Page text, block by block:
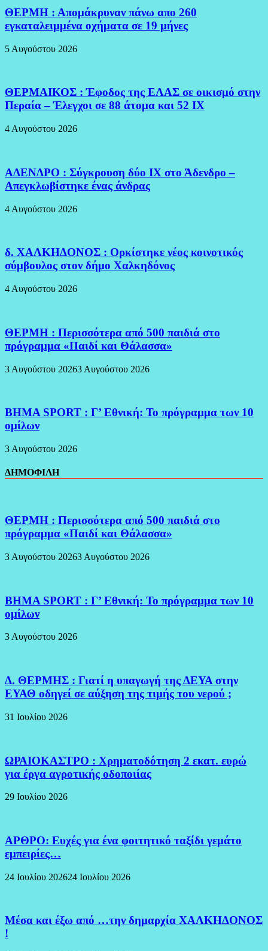
ΘΕΡΜΗ : Απομάκρυναν πάνω απο 260
εγκαταλειμμένα οχήματα σε 19 μήνες
5 Αυγούστου 2026
ΘΕΡΜΑΙΚΟΣ : Έφοδος της ΕΛΑΣ σε οικισμό στην
Περαία – Έλεγχοι σε 88 άτομα και 52 ΙΧ
4 Αυγούστου 2026
ΑΔΕΝΔΡΟ : Σύγκρουση δύο ΙΧ στο Άδενδρο –
Απεγκλωβίστηκε ένας άνδρας
4 Αυγούστου 2026
δ. ΧΑΛΚΗΔΟΝΟΣ : Ορκίστηκε νέος κοινοτικός
σύμβουλος στον δήμο Χαλκηδόνος
4 Αυγούστου 2026
ΘΕΡΜΗ : Περισσότερα από 500 παιδιά στο
πρόγραμμα «Παιδί και Θάλασσα»
3 Αυγούστου 20263 Αυγούστου 2026
BHMA SPORT : Γ’ Εθνική: Το πρόγραμμα των 10
ομίλων
3 Αυγούστου 2026
ΔΗΜΟΦΙΛΗ
ΘΕΡΜΗ : Περισσότερα από 500 παιδιά στο
πρόγραμμα «Παιδί και Θάλασσα»
3 Αυγούστου 20263 Αυγούστου 2026
BHMA SPORT : Γ’ Εθνική: Το πρόγραμμα των 10
ομίλων
3 Αυγούστου 2026
Δ. ΘΕΡΜΗΣ : Γιατί η υπαγωγή της ΔΕΥΑ στην
ΕΥΑΘ οδηγεί σε αύξηση της τιμής του νερού ;
31 Ιουλίου 2026
ΩΡΑΙΟΚΑΣΤΡΟ : Χρηματοδότηση 2 εκατ. ευρώ
για έργα αγροτικής οδοποιίας
29 Ιουλίου 2026
ΑΡΘΡΟ: Ευχές για ένα φοιτητικό ταξίδι γεμάτο
εμπειρίες…
24 Ιουλίου 202624 Ιουλίου 2026
Μέσα και έξω από …την δημαρχία ΧΑΛΚΗΔΟΝΟΣ
!